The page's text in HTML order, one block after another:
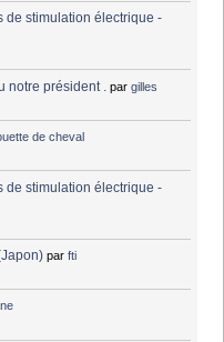
de stimulation électrique -
notre président . pargilles
de cheval
de stimulation électrique -
parfti